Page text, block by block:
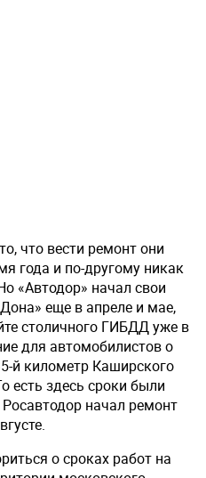
что вести ремонт они
года и по-другому никак
«Автодор» начал свои
еще в апреле и мае,
столичного ГИБДД уже в
для автомобилистов о
й километр Каширского
есть здесь сроки были
начал ремонт
о сроках работ на